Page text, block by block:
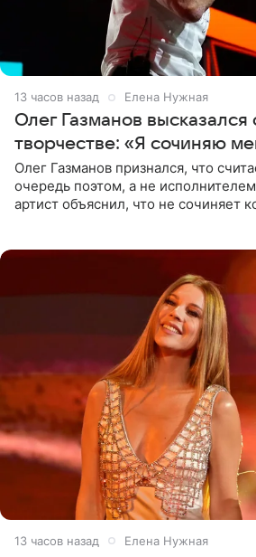
13 часов назад Елена Нужная
Олег Газманов высказался
творчестве: «Я сочиняю
Олег Газманов признался, что
очередь поэтом, а не
артист объяснил, что не сочиняет
13 часов назад Елена Нужная